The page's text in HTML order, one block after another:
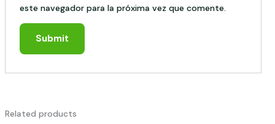
este navegador para la próxima vez que comente.
Related products